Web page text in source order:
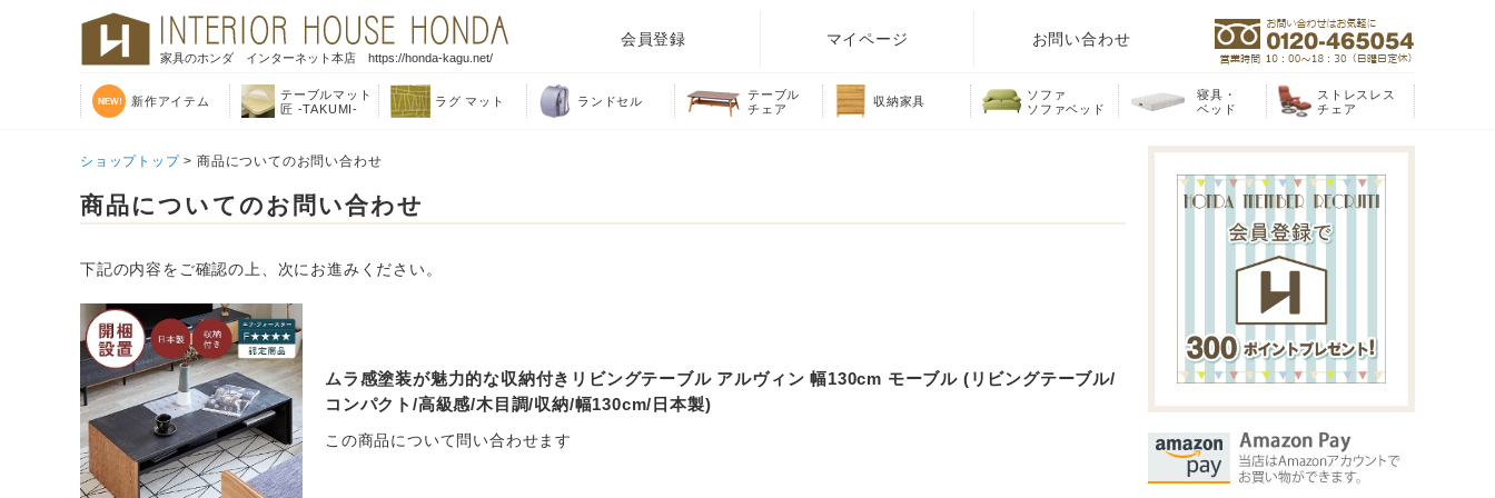
家具のホンダ インターネット本店 https://honda-kagu.net/
会員登録 マイページ お問い合わせ
新作アイテム
テーブルマット
匠 -TAKUMI-
ラグ マット ランドセル
テーブル
チェア
収納家具
ソファ
ソファベッド
寝具・
ベッド
ストレスレス
チェア
ショップトップ> 商品についてのお問い合わせ
商品についてのお問い合わせ
下記の内容をご確認の上、次にお進みください。
ムラ感塗装が魅力的な収納付きリビングテーブル アルヴィン 幅130cm モーブル (リビングテーブル/
コンパクト/高級感/木目調/収納/幅130cm/日本製)
この商品について問い合わせます